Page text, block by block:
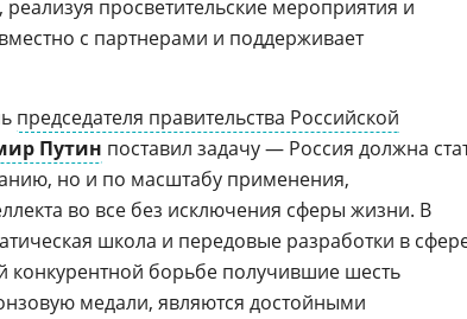
, реализуя просветительские мероприятия и
с партнерами и поддерживает
председателя правительства Российской
Путин поставил задачу — Россия должна
но и по масштабу применения,
во все без исключения сферы жизни. В
школа и передовые разработки в
конкурентной борьбе получившие шесть
медали, являются достойными